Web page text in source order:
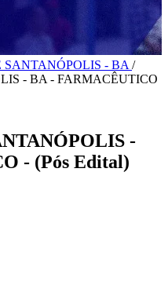
SANTANÓPOLIS - BA /
- BA - FARMACÊUTICO
-
- (Pós Edital)